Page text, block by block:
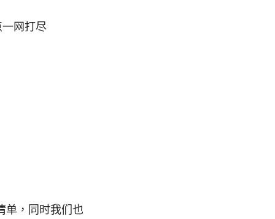
网打尽
单，同时我们也